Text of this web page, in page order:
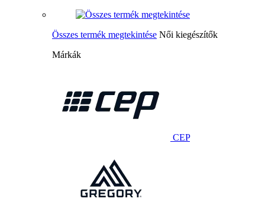
Összes termék megtekintése Női kiegészítők
Márkák
CEP